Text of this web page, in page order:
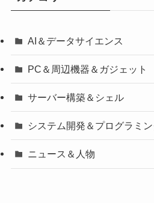
AI＆データサイエンス
PC＆周辺機器＆ガジェット
サーバー構築＆シェル
システム開発＆プログラミ
ニュース＆人物